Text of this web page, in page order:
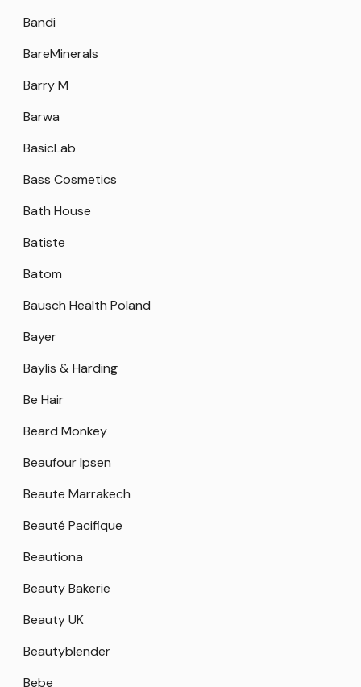
Bandi
BareMinerals
Barry M
Barwa
BasicLab
Bass Cosmetics
Bath House
Batiste
Batom
Bausch Health Poland
Bayer
Baylis & Harding
Be Hair
Beard Monkey
Beaufour Ipsen
Beaute Marrakech
Beauté Pacifique
Beautiona
Beauty Bakerie
Beauty UK
Beautyblender
Bebe